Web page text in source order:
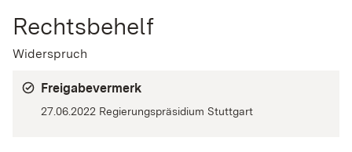
Rechtsbehelf
Widerspruch
Freigabevermerk
27.06.2022 Regierungspräsidium Stuttgart